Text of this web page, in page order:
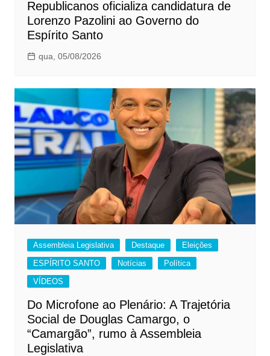
Republicanos oficializa candidatura de
Lorenzo Pazolini ao Governo do
Espírito Santo
qua, 05/08/2026
Assembleia Legislativa Destaque
Eleições
ESPÍRITO SANTO
Notícias
Política
VÍDEOS
Do Microfone ao Plenário: A Trajetória
Social de Douglas Camargo, o
“Camargão”, rumo à Assembleia
Legislativa